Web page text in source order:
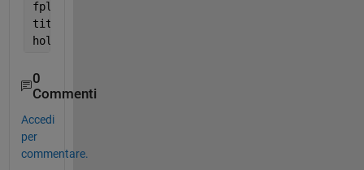
fplot(x1, y1, [15, 25])
title(
hold
0
Commenti
Accedi
per
commentare.